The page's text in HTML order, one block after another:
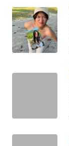
BENGKULU
WN
LAMPUNG
WN